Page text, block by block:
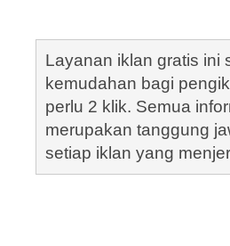
Layanan iklan gratis ini
kemudahan bagi
perlu 2 klik. Semua
merupakan tanggung
setiap iklan yang